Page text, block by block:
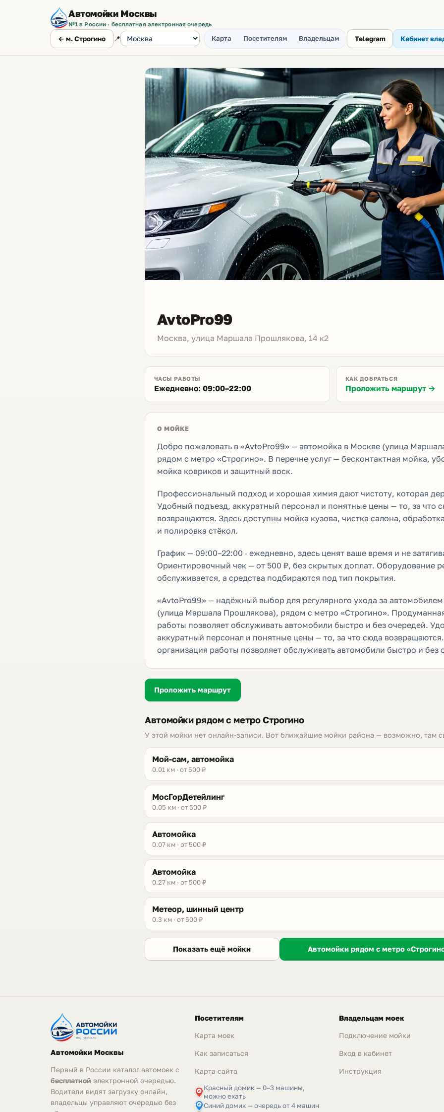
Автомойки Москвы
№1 в России · бесплатная электронная очередь
← м. Строгино 📍 Карта Посетителям Владельцам Telegram Кабинет
AvtoPro99
Москва, улица Маршала Прошлякова, 14 к2
ЧАСЫ РАБОТЫ
Ежедневно: 09:00–22:00
КАК ДОБРАТЬСЯ
Проложить маршрут →
О МОЙКЕ
Добро пожаловать в «AvtoPro99» — автомойка в Москве (улица
рядом с метро «Строгино». В перечне услуг — бесконтактная мойка,
мойка ковриков и защитный воск.
Профессиональный подход и хорошая химия дают чистоту, которая
Удобный подъезд, аккуратный персонал и понятные цены — то, за что
возвращаются. Здесь доступны мойка кузова, чистка салона,
и полировка стёкол.
График — 09:00–22:00 · ежедневно, здесь ценят ваше время и не
Ориентировочный чек — от 500 ₽, без скрытых доплат. Оборудование
обслуживается, а средства подбираются под тип покрытия.
«AvtoPro99» — надёжный выбор для регулярного ухода за
(улица Маршала Прошлякова), рядом с метро «Строгино».
работы позволяет обслуживать автомобили быстро и без очередей.
аккуратный персонал и понятные цены — то, за что сюда
организация работы позволяет обслуживать автомобили быстро и без
Проложить маршрут
Автомойки рядом с метро Строгино
У этой мойки нет онлайн-записи. Вот ближайшие мойки района — возможно, там
Мой-сам, автомойка
0.01 км · от 500 ₽
МосГорДетейлинг
0.05 км · от 500 ₽
Автомойка
0.07 км · от 500 ₽
Автомойка
0.27 км · от 500 ₽
Метеор, шинный центр
0.3 км · от 500 ₽
Показать ещё мойки Автомойки рядом с метро
Автомойки Москвы
Первый в России каталог автомоек с
бесплатной электронной очередью.
Водители видят загрузку онлайн,
владельцы управляют очередью без
Посетителям
Карта моек
Как записаться
Карта сайта
Красный домик — 0–3 машины,
можно ехать
Синий домик — очередь от 4 машин
Владельцам моек
Подключение мойки
Вход в кабинет
Инструкция